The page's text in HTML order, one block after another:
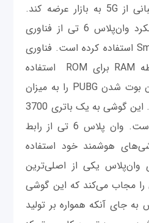
هوشمند خود را با پشتیبانی از 5G به بازار عرضه کند.
وان‌پلاس برای بهبود عملکرد وان‌پلاس 6 تی از فناوری
جدیدی به نام SmartBoost استفاده کرده است. فناوری
که برای استفاده از حافظه RAM برای ROM استفاده
می‌شود. فناوری فوق زمان بوت شدن PUBG را به میزان
20 درصد کاهش می‌دهد. این گوشی به یک باتری 3700
میلی‌آمپری تجهیز شده است. وان پلاس 6 تی از رابط
هوشمند خود استفاده
وان‌پلاس یکی از اصلی‌ترین
را مجاب می‌کند که این گوشی
به جای ‌آنکه همواره بر تولید